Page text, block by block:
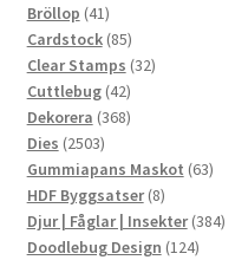
Bröllop 4141
produkter
Cardstock 8585
produkter
Clear Stamps 3232
Cuttlebug 4242
produkter
Dekorera 368368
Dies 25032503
produkter
Gummiapans Maskot 6363
HDF Byggsatser 88
produkter
Djur | Fåglar | Insekter 384384
Doodlebug Design 124124